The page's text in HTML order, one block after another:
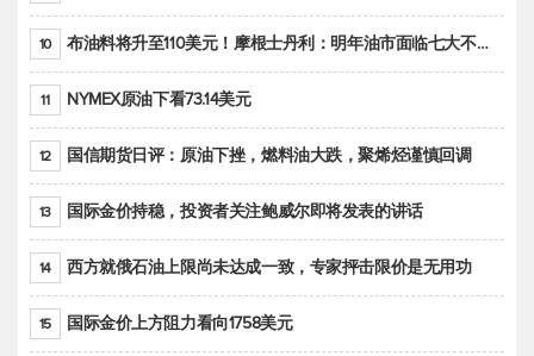
10 布油料将升至110美元！摩根士丹利：明年油市面临七大不确定性
11 NYMEX原油下看73.14美元
12 国信期货日评：原油下挫，燃料油大跌，聚烯烃谨慎回调
13 国际金价持稳，投资者关注鲍威尔即将发表的讲话
14 西方就俄石油上限尚未达成一致，专家抨击限价是无用功
15 国际金价上方阻力看向1758美元